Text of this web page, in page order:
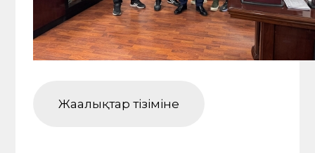
Жаңалықтар тізіміне